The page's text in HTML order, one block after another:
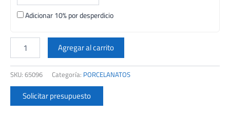
Adicionar 10% por desperdicio
PORCELANATO
58X117
MALBA
TIZA
RECT.CJ
1,35
M2
Agregar al carrito
SKU: 65096 Categoría: PORCELANATOS
Solicitar presupuesto